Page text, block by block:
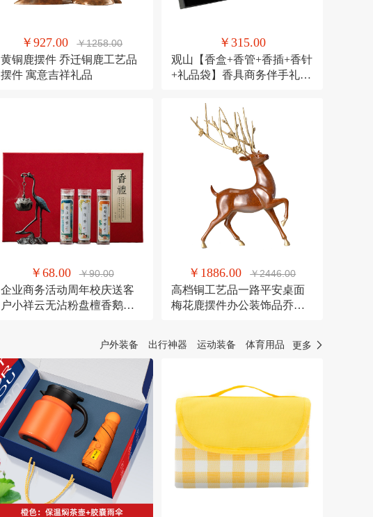
￥927.00 ￥1258.00
黄铜鹿摆件 乔迁铜鹿工艺品
摆件 寓意吉祥礼品
￥315.00
观山【香盒+香管+香插+香针
+礼品袋】香具商务伴手礼套
￥68.00 ￥90.00
企业商务活动周年校庆送客
户小祥云无沾粉盘檀香鹅梨
￥1886.00 ￥2446.00
高档铜工艺品一路平安桌面
梅花鹿摆件办公装饰品乔迁
户外装备 出行神器 运动装备 体育用品 更多